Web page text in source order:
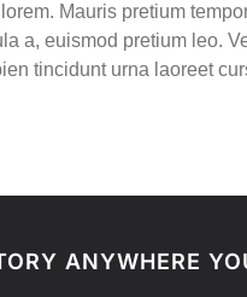
Mauris pretium
a, euismod pretium leo.
tincidunt urna laoreet
ANYWHERE